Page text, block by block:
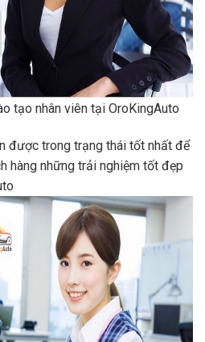
tạo nhân viên tại OroKingAuto
được trong trạng thái tốt nhất để
hàng những trải nghiệm tốt đẹp